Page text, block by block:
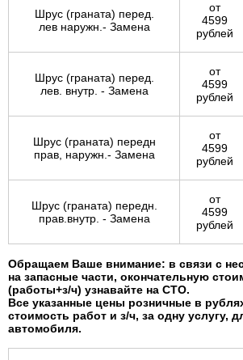
Шрус (граната) перед.
лев наружн.- Замена
от
4599
рублей
Шрус (граната) перед.
лев. внутр. - Замена
от
4599
рублей
Шрус (граната) передн
прав, наружн.- Замена
от
4599
рублей
Шрус (граната) передн.
прав.внутр. - Замена
от
4599
рублей
Обращаем Ваше внимание: в связи с
на запасные части, окончательную
(работы+з/ч) узнавайте на СТО.
Все указанные цены розничные в
стоимость работ и з/ч, за одну услугу,
автомобиля.